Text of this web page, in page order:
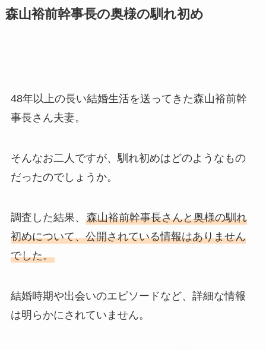
森山裕前幹事長の奥様の馴れ初め
48年以上の長い結婚生活を送ってきた森山裕前幹
事長さん夫妻。
そんなお二人ですが、馴れ初めはどのようなもの
だったのでしょうか。
調査した結果、 森山裕前幹事長さんと奥様の馴れ
初めについて、公開されている情報はありません
でした。
結婚時期や出会いのエピソードなど、詳細な情報
は明らかにされていません。